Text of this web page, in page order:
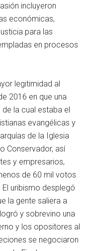
incluyeron
económicas,
para las
en procesos
legitimidad al
2016 en que una
la cual estaba el
evangélicas y
de la Iglesia
Conservador, así
y empresarios,
de 60 mil votos
uribismo desplegó
la gente saliera a
y sobrevino una
y los opositores al
se negociaron